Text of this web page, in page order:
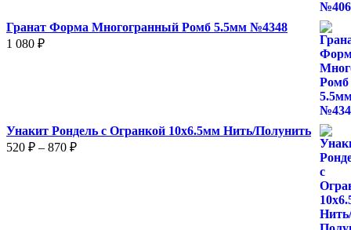
Гранат Форма Многогранный Ромб 5.5мм №4348
1 080 ₽
Унакит Рондель с Огранкой 10х6.5мм Нить/Полунить
520 ₽ – 870 ₽Диапазон